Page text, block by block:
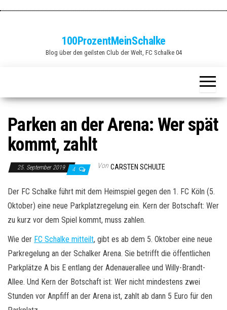
100ProzentMeinSchalke
Blog über den geilsten Club der Welt, FC Schalke 04
Parken an der Arena: Wer spät
kommt, zahlt
25. September 2019 4 Von CARSTEN SCHULTE
Der FC Schalke führt mit dem Heimspiel gegen den 1. FC Köln (5.
Oktober) eine neue Parkplatzregelung ein. Kern der Botschaft: Wer
zu kurz vor dem Spiel kommt, muss zahlen.
Wie der FC Schalke mitteilt, gibt es ab dem 5. Oktober eine neue
Parkregelung an der Schalker Arena. Sie betrifft die öffentlichen
Parkplätze A bis E entlang der Adenauerallee und Willy-Brandt-
Allee. Und Kern der Botschaft ist: Wer nicht mindestens zwei
Stunden vor Anpfiff an der Arena ist, zahlt ab dann 5 Euro für den